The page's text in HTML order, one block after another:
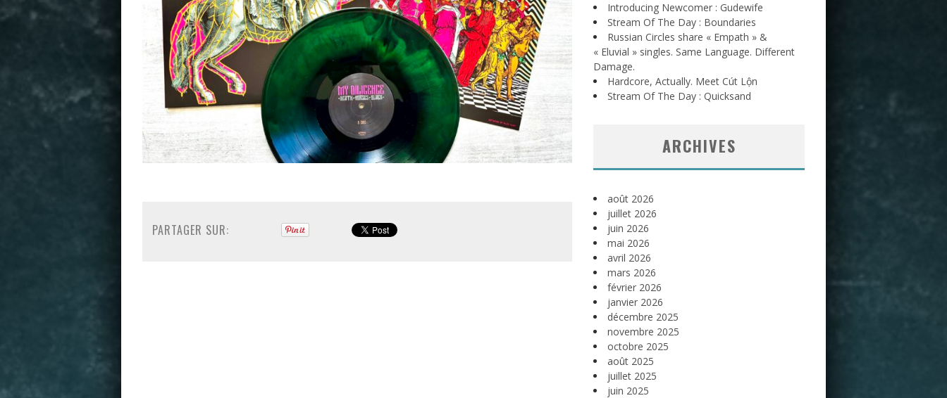
PARTAGER SUR:
Introducing Newcomer : Gudewife
Stream Of The Day : Boundaries
Russian Circles share « Empath » &
« Eluvial » singles. Same Language. Different
Damage.
Hardcore, Actually. Meet Cút Lộn
Stream Of The Day : Quicksand
ARCHIVES
août 2026
juillet 2026
juin 2026
mai 2026
avril 2026
mars 2026
février 2026
janvier 2026
décembre 2025
novembre 2025
octobre 2025
août 2025
juillet 2025
juin 2025